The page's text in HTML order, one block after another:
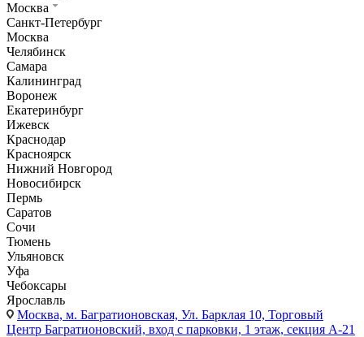
Москва
Санкт-Петербург
Москва
Челябинск
Самара
Калининград
Воронеж
Екатеринбург
Ижевск
Краснодар
Красноярск
Нижний Новгород
Новосибирск
Пермь
Саратов
Сочи
Тюмень
Ульяновск
Уфа
Чебоксары
Ярославль
Москва, м. Багратионовская, Ул. Барклая 10, Торговый
Центр Багратионовский, вход с парковки, 1 этаж, секция А-21